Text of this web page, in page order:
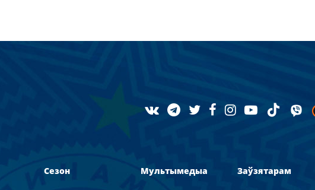
Сезон Мультымедыа Заўзятарам